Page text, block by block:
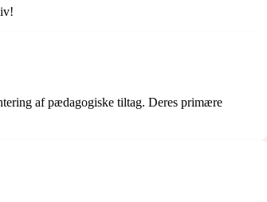
af pædagogiske tiltag. Deres primære